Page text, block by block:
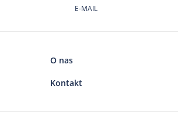
E-MAIL
O nas
Kontakt